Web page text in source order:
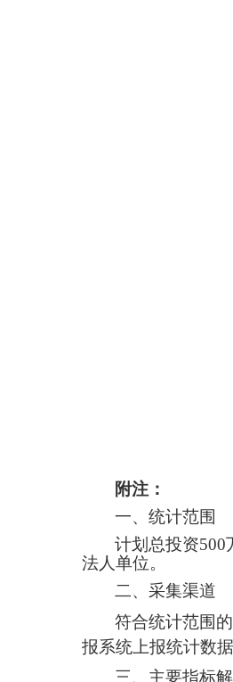
附注：
一、统计范围
计划总投资500
法人单位。
二、采集渠道
符合统计范围
报系统上报统计数据
三、主要指标